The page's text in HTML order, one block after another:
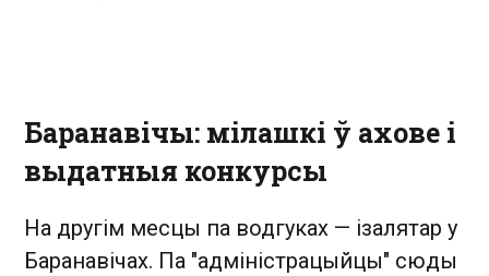
Баранавічы: мілашкі ў ахове і
выдатныя конкурсы
На другім месцы па водгуках — ізалятар у
Баранавічах. Па "адміністрацыйцы" сюды